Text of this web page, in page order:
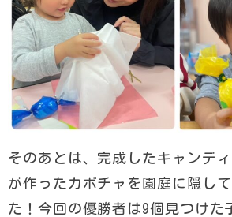
そのあとは、完成したキャンデ
が作ったカボチャを園庭に隠し
た！今回の優勝者は9個見つけた